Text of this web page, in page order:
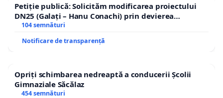
Petiție publică: Solicităm modificarea proiectului
DN25 (Galați – Hanu Conachi) prin devierea
traseului în afara localităților!
104 semnături
Notificare de transparență
Opriți schimbarea nedreaptă a conducerii Școlii
Gimnaziale Săcălaz
454 semnături